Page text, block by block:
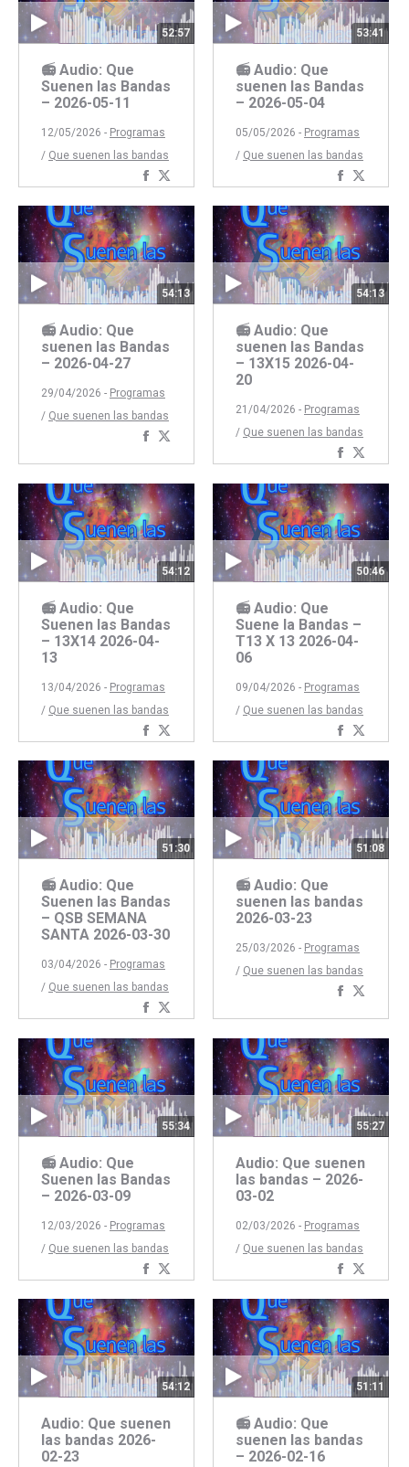
52:57
📻 Audio: Que
Suenen las Bandas
– 2026-05-11
12/05/2026 - Programas
/ Que suenen las bandas
Compartir
Facebook
Twitter
53:41
📻 Audio: Que
suenen las Bandas
– 2026-05-04
05/05/2026 - Programas
/ Que suenen las bandas
Compartir
54:13
📻 Audio: Que
suenen las Bandas
– 2026-04-27
29/04/2026 - Programas
/ Que suenen las bandas
Compartir
Facebook
Twitter
54:13
📻 Audio: Que
suenen las Bandas
– 13X15 2026-04-
20
21/04/2026 - Programas
/ Que suenen las bandas
Compartir
54:12
📻 Audio: Que
Suenen las Bandas
– 13X14 2026-04-
13
13/04/2026 - Programas
/ Que suenen las bandas
Compartir
Facebook
Twitter
50:46
📻 Audio: Que
Suene la Bandas –
T13 X 13 2026-04-
06
09/04/2026 - Programas
/ Que suenen las bandas
Compartir
51:30
📻 Audio: Que
Suenen las Bandas
– QSB SEMANA
SANTA 2026-03-30
03/04/2026 - Programas
/ Que suenen las bandas
Compartir
Facebook
Twitter
51:08
📻 Audio: Que
suenen las bandas
2026-03-23
25/03/2026 - Programas
/ Que suenen las bandas
Compartir
55:34
📻 Audio: Que
Suenen las Bandas
– 2026-03-09
12/03/2026 - Programas
/ Que suenen las bandas
Compartir
Facebook
Twitter
55:27
Audio: Que suenen
las bandas – 2026-
03-02
02/03/2026 - Programas
/ Que suenen las bandas
Compartir
54:12
Audio: Que suenen
las bandas 2026-
02-23
51:11
📻 Audio: Que
suenen las bandas
– 2026-02-16